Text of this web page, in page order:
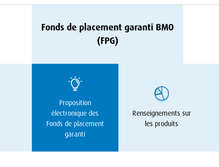
Fonds de placement garanti BMO
(FPG)
Proposition
électronique des
Fonds de placement
garanti
Renseignements sur
les produits